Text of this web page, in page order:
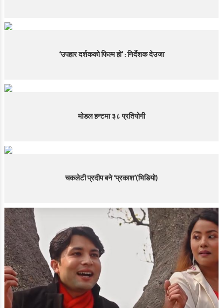
‘उपहार दर्शकको फिल्म हो’ : निर्देशक देउजा
मोडल हन्टमा ३८ प्रतियोगी
चकलेटी प्रदीप बने ‘प्रकाश’(भिडियो)